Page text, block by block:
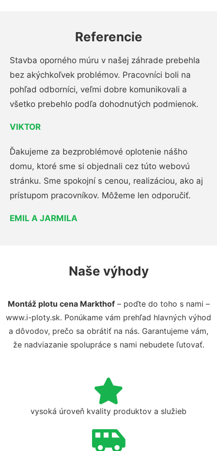
Referencie
Stavba oporného múru v našej záhrade prebehla
bez akýchkoľvek problémov. Pracovníci boli na
pohľad odborníci, veľmi dobre komunikovali a
všetko prebehlo podľa dohodnutých podmienok.
VIKTOR
Ďakujeme za bezproblémové oplotenie nášho
domu, ktoré sme si objednali cez túto webovú
stránku. Sme spokojní s cenou, realizáciou, ako aj
prístupom pracovníkov. Môžeme len odporučiť.
EMIL A JARMILA
Naše výhody
Montáž plotu cena Markthof– poďte do toho s nami –
www.i-ploty.sk. Ponúkame vám prehľad hlavných výhod
a dôvodov, prečo sa obrátiť na nás. Garantujeme vám,
že nadviazanie spolupráce s nami nebudete ľutovať.
vysoká úroveň kvality produktov a služieb